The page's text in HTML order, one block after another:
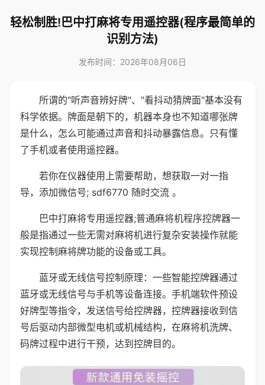
轻松制胜!巴中打麻将专用遥控器(程序最简单的
识别方法)
发布时间：2026年08月06日
所谓的"听声音辨好牌"、"看抖动猜牌面"基本没有
科学依据。牌面是朝下的，机器本身也不知道哪张牌
是什么，怎么可能通过声音和抖动暴露信息。只有懂
了手机或者使用遥控器。
若你在仪器使用上需要帮助，想获取一对一指
导，添加微信号; sdf6770 随时交流 。
巴中打麻将专用遥控器;普通麻将机程序控牌器一
般是指通过一些无需对麻将机进行复杂安装操作就能
实现控制麻将牌功能的设备或工具。
蓝牙或无线信号控制原理：一些智能控牌器通过
蓝牙或无线信号与手机等设备连接。手机端软件预设
好牌型等指令，发送信号给控牌器，控牌器接收到信
号后驱动内部微型电机或机械结构，在麻将机洗牌、
码牌过程中进行干预，达到控牌目的。